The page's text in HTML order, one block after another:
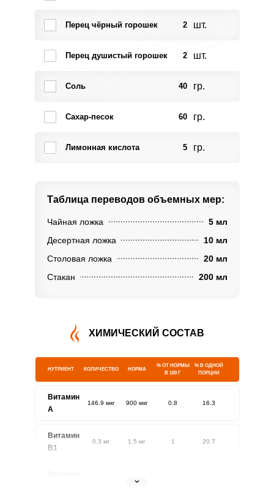
Перец чёрный горошек 2 шт.
Перец душистый горошек 2 шт.
Соль 40 гр.
Сахар-песок 60 гр.
Лимонная кислота 5 гр.
Таблица переводов объемных мер:
Чайная ложка
5 мл
Десертная ложка
10 мл
Столовая ложка
20 мл
Стакан
200 мл
ХИМИЧЕСКИЙ СОСТАВ
НУТРИЕНТ КОЛИЧЕСТВО НОРМА
% ОТ НОРМЫ
В 100 Г
% В ОДНОЙ
ПОРЦИИ
Витамин
A
146.9 мкг 900 мкг 0.8 16.3
Витамин
В1
0.3 мг 1.5 мг 1 20.7
1.8 мг